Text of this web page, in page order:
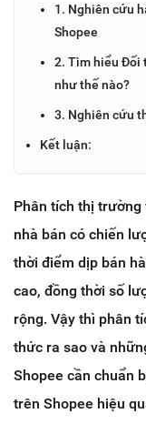
1. Nghiên cứu
Shopee
2. Tìm hiểu Đối
như thế nào?
3. Nghiên cứu
Kết luận:
Phân tích thị
nhà bán có chiến
thời điểm dịp bán
cao, đồng thời số
rộng. Vậy thì phân
thức ra sao và
Shopee cần chuẩn
trên Shopee hiệu